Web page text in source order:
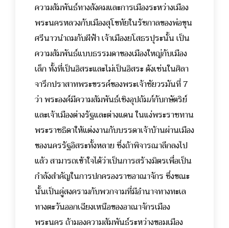
ความสัมพันธ์ทางสังคมและการเมืองระหว่างเมือง
พระนครหลวงกับเมืองสุโขทัยในรัชกาลของพ่อขุน
ศรีนาวนำถมกับผีฟ้า เจ้าเมืองยโสธรปุระนั้น เป็น
ความสัมพันธ์แบบธรรมดาของเมืองใหญ่กับเมือง
เล็ก ทั้งที่เป็นอิสระและไม่เป็นอิสระ ดังเช่นในศิลา
จารึกปราสาทพระขรรค์ของพระเจ้าชัยวรมันที่ 7
ว่า พระองค์มีความสัมพันธ์เชิงอุปถัมภ์กับกษัตริย์
และเจ้าเมืองต่างรัฐและต่างแดน ในแง่พระราชทาน
พระราชธิดาให้แต่งงานกับบรรดาเจ้าบ้านผ่านเมือง
ของนครรัฐอิสระทั้งหลาย ซึ่งถ้าพิจารณาลึกลงไป
แล้ว สามารถเข้าใจได้ว่าเป็นการสร้างมิตรเพื่อเป็น
กำลังสำคัญในการปกครองราชอาณาจักร ซึ่งขณะ
นั้นเป็นคู่สงครามกับพวกจามที่มีอำนาจทางทะเล
ทางตะวันออกเฉียงเหนือของอาณาจักรเมือง
พระนคร ถ้ามองความสัมพันธ์ระหว่างขอมเมือง